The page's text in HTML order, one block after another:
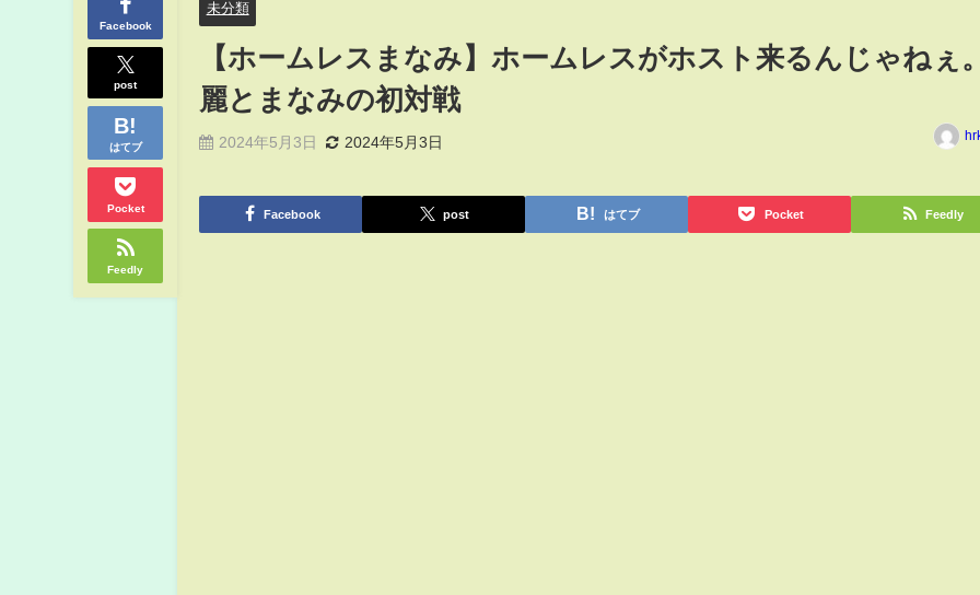
Facebook
post
はてブ
Pocket
Feedly
未分類
【ホームレスまなみ】ホームレスがホスト来るんじゃねぇ
麗とまなみの初対戦
2024年5月3日 2024年5月3日
Facebook post はてブ Pocket Feedly